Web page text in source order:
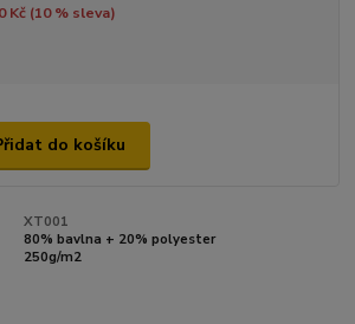
Kč (10% sleva)
do košíku
XT001
80% bavlna + 20% polyester
250g/m2